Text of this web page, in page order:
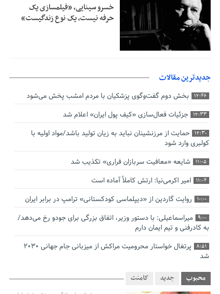
خسرو سینایی، «فیلمسازی یک
حرفه نیست، یک نوع زندگیست»
جدیدترین مقالات
12:46 بخش دوم گفت‌وگوی پزشکیان با مردم امشب پخش می‌شود
12:33 جزئیات فعال‌سازی «کیف پول ایران» اعلام شد
12:30
حمایت از مرزنشینان نباید به زیان تولید باشد/مواد اولیه با
کولبری وارد شود
11:05 شایعه «معافیت سربازان فراری» تکذیب شد
11:04 امیر اکرمی‌نیا: ارتش کاملاً آماده است
10:00 روایت گاردین از «دیپلماسی کودکستانی» ترامپ در برابر ایران
9:00
میراسماعیلی: با دستور وزیر، اتفاق بزرگی برای جودو رخ می‌دهد/
به کادرفنی و تیم ایمان دارم
8:51
پرتغال خواستار محرومیت مراکش از میزبانی جام جهانی ۲۰۳۰
شد
فریدون جیرانی: اکبر عبدی حیف شدمحبوب جدید کامنت